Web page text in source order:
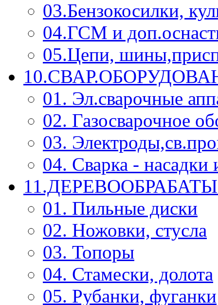
03.Бензокосилки,
04.ГСМ и
05.Цепи,
01. Эл.сварочные
02. Газосварочное
03.
04. Сварка -
01. Пильные диски
02. Ножовки, стусла
03. Топоры
04. Стамески, долота
05. Рубанки, фуганки